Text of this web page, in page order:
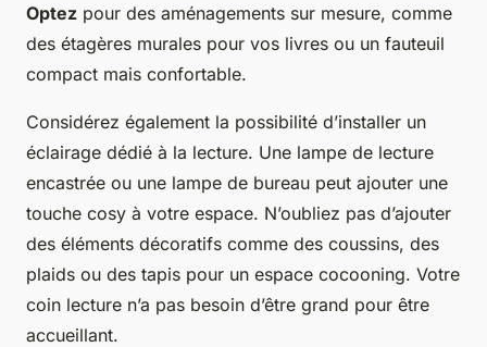
Optez pour des aménagements sur mesure, comme
des étagères murales pour vos livres ou un fauteuil
compact mais confortable.
Considérez également la possibilité d’installer un
éclairage dédié à la lecture. Une lampe de lecture
encastrée ou une lampe de bureau peut ajouter une
touche cosy à votre espace. N’oubliez pas d’ajouter
des éléments décoratifs comme des coussins, des
plaids ou des tapis pour un espace cocooning. Votre
coin lecture n’a pas besoin d’être grand pour être
accueillant.